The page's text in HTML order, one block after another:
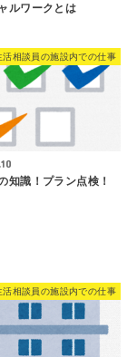
ルワークとは
活相談員の施設内での仕事
知識！プラン点検！
活相談員の施設内での仕事